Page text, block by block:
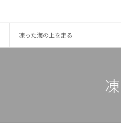
凍った海の上を走る